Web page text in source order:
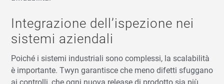
Integrazione dell’ispezione nei
sistemi aziendali
Poiché i sistemi industriali sono complessi, la scalabilità
è importante. Twyn garantisce che meno difetti sfuggano